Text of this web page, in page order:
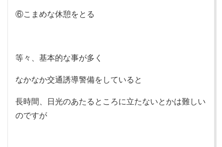
⑥こまめな休憩をとる
等々、基本的な事が多く
なかなか交通誘導警備をしていると
長時間、日光のあたるところに立たないとかは難しい
のですが